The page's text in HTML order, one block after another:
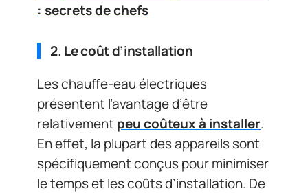
: secrets de chefs
2. Le coût d’installation
Les chauffe-eau électriques
présentent l’avantage d’être
relativement peu coûteux à installer.
En effet, la plupart des appareils sont
spécifiquement conçus pour minimiser
le temps et les coûts d’installation. De